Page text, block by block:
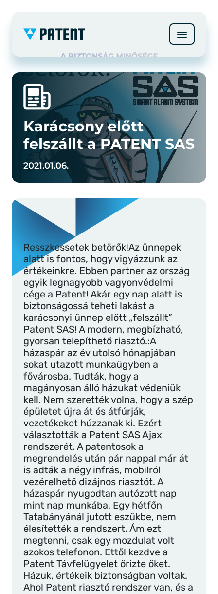
Karácsony előtt
felszállt a PATENT SAS
2021.01.06.
Resszkessetek betörők!Az ünnepek
alatt is fontos, hogy vigyázzunk az
értékeinkre. Ebben partner az ország
egyik legnagyobb vagyonvédelmi
cége a Patent! Akár egy nap alatt is
biztonságossá teheti lakást a
karácsonyi ünnep előtt „felszállt”
Patent SAS! A modern, megbízható,
gyorsan telepíthető riasztó.:A
házaspár az év utolsó hónapjában
sokat utazott munkaügyben a
fővárosba. Tudták, hogy a
magányosan álló házukat védeniük
kell. Nem szerették volna, hogy a szép
épületet újra át és átfúrják,
vezetékeket húzzanak ki. Ezért
választották a Patent SAS Ajax
rendszerét. A patentosok a
megrendelés után pár nappal már át
is adták a négy infrás, mobilról
vezérelhető dizájnos riasztót. A
házaspár nyugodtan autózott nap
mint nap munkába. Egy hétfőn
Tatabányánál jutott eszükbe, nem
élesítették a rendszert. Ám ezt
megtenni, csak egy mozdulat volt
azokos telefonon. Ettől kezdve a
Patent Távfelügyelet őrizte őket.
Házuk, értékeik biztonságban voltak.
Ahol Patent riasztó rendszer van, és a